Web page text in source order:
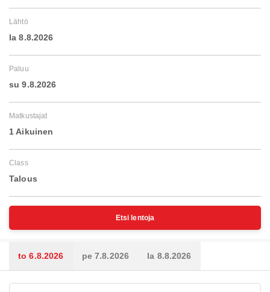
Lähtö
la 8.8.2026
Paluu
su 9.8.2026
Matkustajat
1 Aikuinen
Class
Talous
Etsi lentoja
to 6.8.2026 pe 7.8.2026 la 8.8.2026